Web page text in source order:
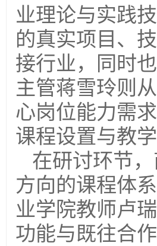
业理论与实践
的真实项目、
接行业，同时
主管蒋雪玲则
心岗位能力需
课程设置与教
在研讨环节
方向的课程体
业学院教师卢
功能与既往合